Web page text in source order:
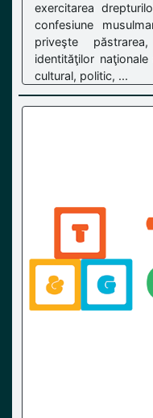
exercitarea
confesiune
priveşte
identităţilor
cultural, politic, ...